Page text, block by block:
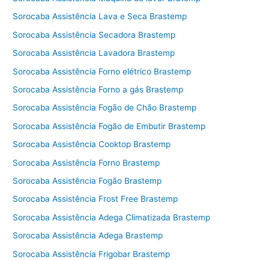
Sorocaba Assistência Lava e Seca Brastemp
Sorocaba Assistência Secadora Brastemp
Sorocaba Assistência Lavadora Brastemp
Sorocaba Assistência Forno elétrico Brastemp
Sorocaba Assistência Forno a gás Brastemp
Sorocaba Assistência Fogão de Chão Brastemp
Sorocaba Assistência Fogão de Embutir Brastemp
Sorocaba Assistência Cooktop Brastemp
Sorocaba Assistência Forno Brastemp
Sorocaba Assistência Fogão Brastemp
Sorocaba Assistência Frost Free Brastemp
Sorocaba Assistência Adega Climatizada Brastemp
Sorocaba Assistência Adega Brastemp
Sorocaba Assistência Frigobar Brastemp